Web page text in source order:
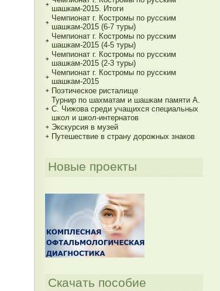
шашкам-2015. Итоги
Чемпионат г. Костромы по русским
шашкам-2015 (6-7 туры)
Чемпионат г. Костромы по русским
шашкам-2015 (4-5 туры)
Чемпионат г. Костромы по русским
шашкам-2015 (2-3 туры)
Чемпионат г. Костромы по русским
шашкам-2015
Поэтическое ристалище
Турнир по шахматам и шашкам памяти А.
С. Чижова среди учащихся специальных
школ и школ-интернатов
Экскурсия в музей
Путешествие в страну дорожных знаков
Новые проекты
Скачать пособие